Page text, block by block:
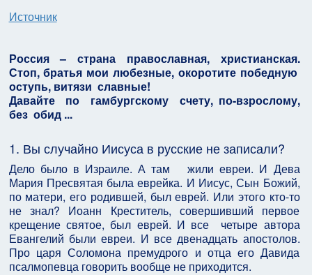
Источник
Россия – страна православная, христианская.
Стоп, братья мои любезные, окоротите победную
оступь, витязи славные!
Давайте по гамбургскому счету, по-взрослому,
без обид ...
1. Вы случайно Иисуса в русские не записали?
Дело было в Израиле. А там жили евреи. И Дева
Мария Пресвятая была еврейка. И Иисус, Сын Божий,
по матери, его родившей, был еврей. Или этого кто-то
не знал? Иоанн Креститель, совершивший первое
крещение святое, был еврей. И все четыре автора
Евангелий были евреи. И все двенадцать апостолов.
Про царя Соломона премудрого и отца его Давида
псалмопевца говорить вообще не приходится.